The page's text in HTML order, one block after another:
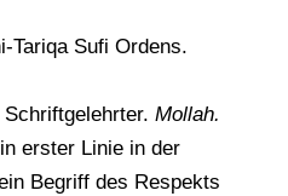
Tariqa Sufi Ordens.
Mollah.
erster Linie in der
Begriff des Respekts